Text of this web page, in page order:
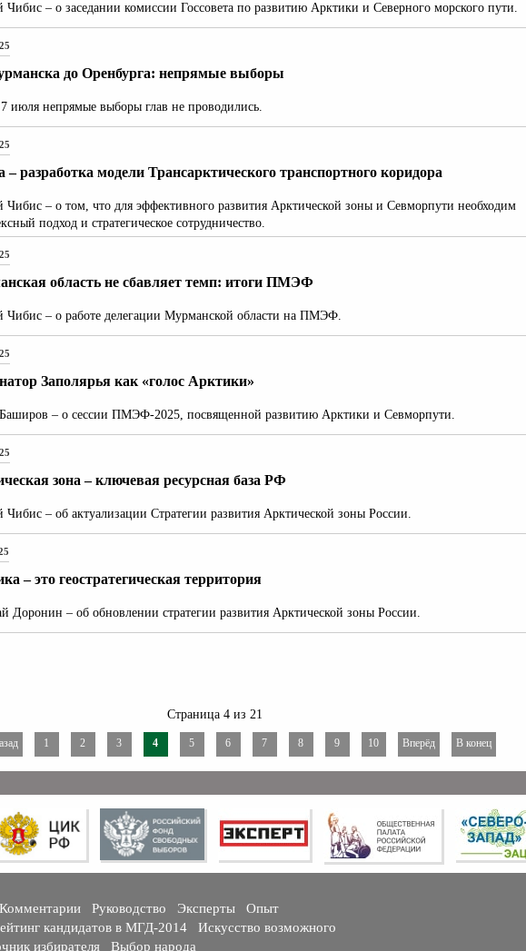
Чибис – о заседании комиссии Госсовета по развитию Арктики и Северного морского пути.
до Оренбурга: непрямые выборы
июля непрямые выборы глав не проводились.
– разработка модели Трансарктического транспортного коридора
Чибис – о том, что для эффективного развития Арктической зоны и Севморпути необходим
подход и стратегическое сотрудничество.
область не сбавляет темп: итоги ПМЭФ
Чибис – о работе делегации Мурманской области на ПМЭФ.
Заполярья как «голос Арктики»
– о сессии ПМЭФ-2025, посвященной развитию Арктики и Севморпути.
зона – ключевая ресурсная база РФ
Чибис – об актуализации Стратегии развития Арктической зоны России.
– это геостратегическая территория
Доронин – об обновлении стратегии развития Арктической зоны России.
Страница 4 из 21
1 2 3 4 5 6 7 8 9 10 Вперёд В конец
Комментарии Руководство Эксперты
Опыт
кандидатов в МГД-2014
Искусство возможного
избирателя Выбор народа